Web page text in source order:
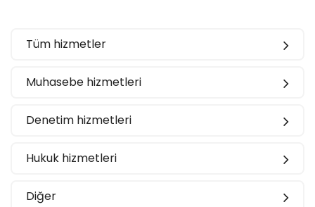
Tüm hizmetler
Muhasebe hizmetleri
Denetim hizmetleri
Hukuk hizmetleri
Diğer